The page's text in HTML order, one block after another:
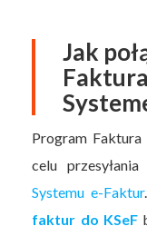
Jak
Program Faktura
celu
Systemu e-Faktur
faktur do KSeF